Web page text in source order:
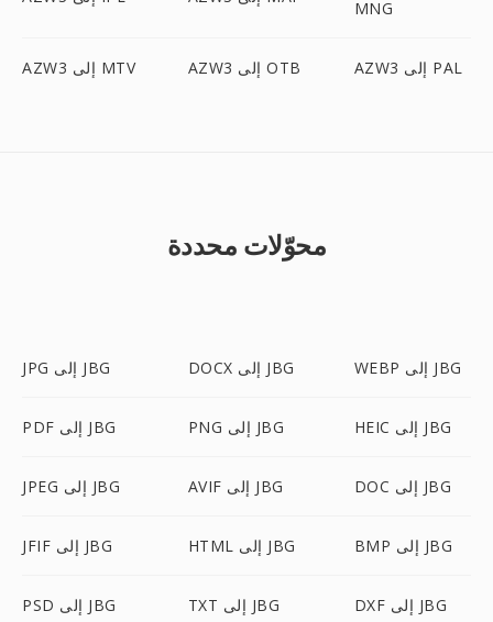
MNG
AZW3 إلى MTV AZW3 إلى OTB AZW3 إلى PAL
محوّلات محددة
JPG إلى JBG DOCX إلى JBG WEBP إلى JBG
PDF إلى JBG PNG إلى JBG HEIC إلى JBG
JPEG إلى JBG AVIF إلى JBG DOC إلى JBG
JFIF إلى JBG HTML إلى JBG BMP إلى JBG
PSD إلى JBG TXT إلى JBG DXF إلى JBG